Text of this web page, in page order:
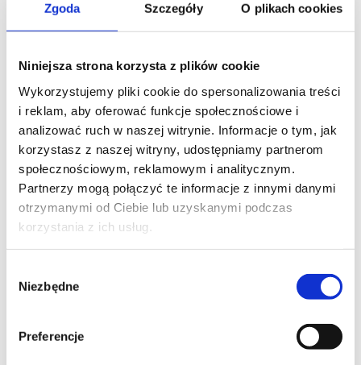
Zgoda Szczegóły O plikach cookies
Niniejsza strona korzysta z plików cookie
Wykorzystujemy pliki cookie do spersonalizowania treści
i reklam, aby oferować funkcje społecznościowe i
analizować ruch w naszej witrynie. Informacje o tym, jak
korzystasz z naszej witryny, udostępniamy partnerom
społecznościowym, reklamowym i analitycznym.
Partnerzy mogą połączyć te informacje z innymi danymi
otrzymanymi od Ciebie lub uzyskanymi podczas
korzystania z ich usług.
zgody
Niezbędne
Preferencje